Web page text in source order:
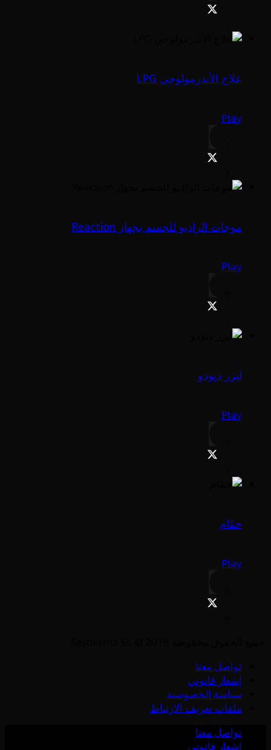
علاج الأندرمولوجي LPG
Play
موجات الراديو للجسم بجهاز Reaction
Play
ليزر ديودو
Play
حمّام
Play
تواصل معنا
إشعار قانوني
سياسة الخصوصية
ملفات تعريف الارتباط
تواصل معنا
إشعار قانوني